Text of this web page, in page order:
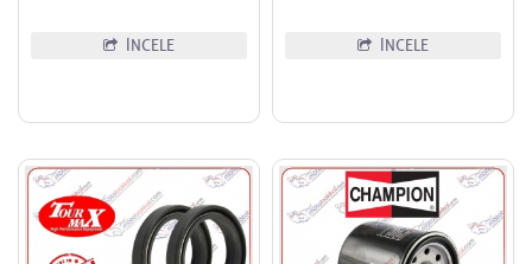
İNCELE İNCELE